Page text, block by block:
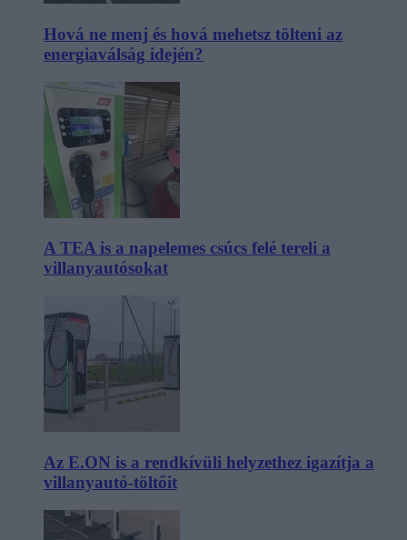
Hová ne menj és hová mehetsz tölteni az
energiaválság idején?
A TEA is a napelemes csúcs felé tereli a
villanyautósokat
Az E.ON is a rendkívüli helyzethez igazítja a
villanyautó-töltőit